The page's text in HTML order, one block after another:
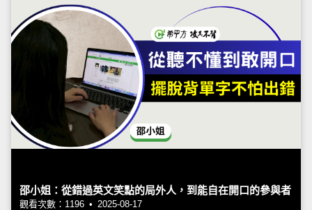
邵小姐：從錯過英文笑點的局外人，到能自在開口的參與者
觀看次數：1196 • 2025-08-17